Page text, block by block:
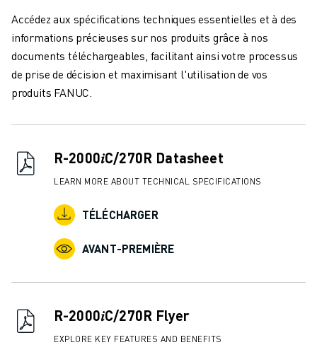
PIÈCES DE RECHANGE
REMISE À NEUF
OUTILS DE SERVICE NUMÉRIQUE
E-STORE
CENTRE DE TÉLÉCHARGEMENT " MYFANUC
SOLUTIONS POUR LES INDUSTRIES
SOLUTIONS POUR L'ÉDUCATION
ÉVÉNEMENTS ÉDUCATIFS
ACTUALITÉS ET MÉDIAS
ACTUALITÉS ET MÉDIAS
EVÉNEMENTS
ÉVÉNEMENTS ÉDUCATIFS
A PROPOS DE FANUC
FANUC EN EUROPE
Accédez aux spécifications techniques essentielles et à des
informations précieuses sur nos produits grâce à nos
documents téléchargeables, facilitant ainsi votre processus
de prise de décision et maximisant l'utilisation de vos
produits FANUC.
R-2000𝑖C/270R Datasheet
LEARN MORE ABOUT TECHNICAL SPECIFICATIONS
TÉLÉCHARGER
AVANT-PREMIÈRE
R-2000𝑖C/270R Flyer
EXPLORE KEY FEATURES AND BENEFITS